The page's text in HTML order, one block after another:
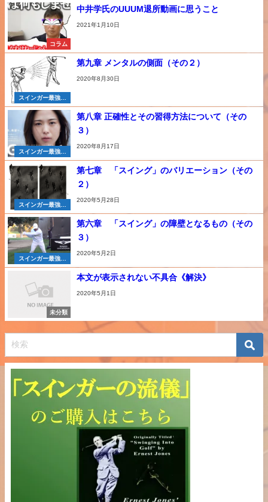
コラム
中井学氏のUUUM退所動画に思うこと
2021年1月10日
スインガー最強メ
ソッド
第九章 メンタルの側面（その２）
2020年8月30日
スインガー最強メ
ソッド
第八章 正確性とその習得方法について（その
３）
2020年8月17日
スインガー最強メ
ソッド
第七章 「スイング」のバリエーション（その
２）
2020年5月28日
スインガー最強メ
ソッド
第六章 「スイング」の障壁となるもの（その
３）
2020年5月2日
未分類
本文が表示されない不具合《解決》
2020年5月1日